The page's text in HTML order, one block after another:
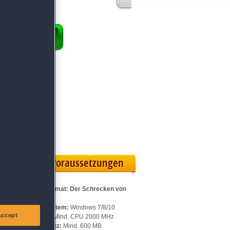
Systemvoraussetzungen
Für Phantasmat: Der Schrecken von
Betriebssystem: Windows 7/8/10
Mind. CPU 2000 MHz
Speicherplatz: Mind. 600 MB